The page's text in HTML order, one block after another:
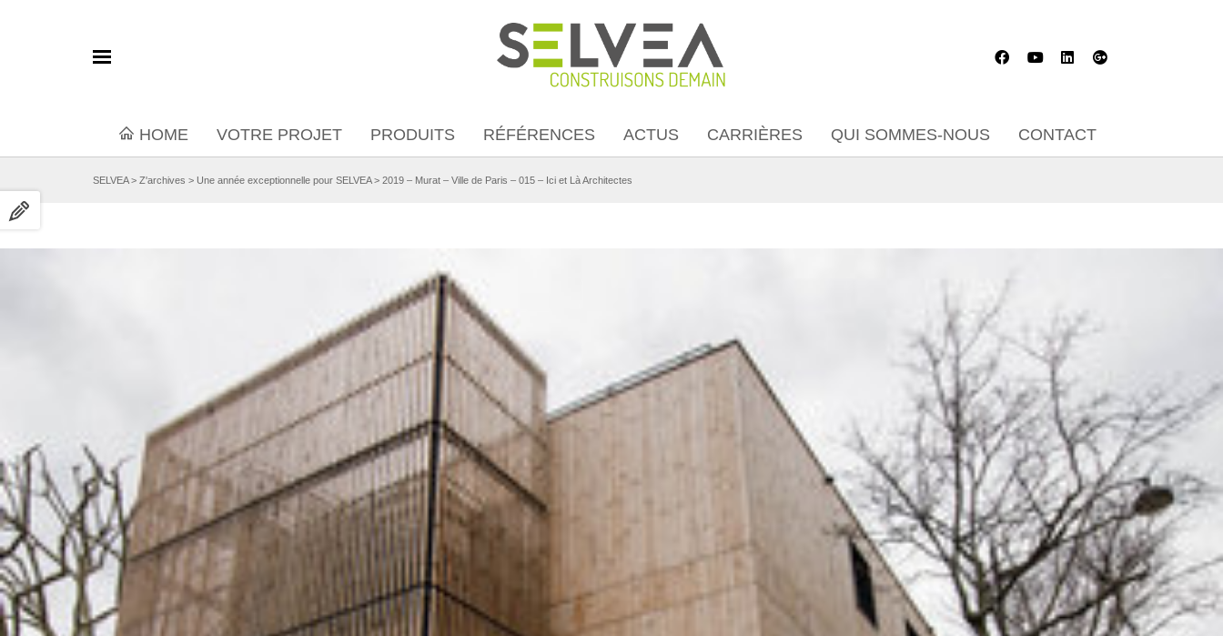
HOME VOTRE PROJET PRODUITS RÉFÉRENCES ACTUS CARRIÈRES QUI SOMMES-NOUS CONTACT
SELVEA> Z'archives > Une année exceptionnelle pour SELVEA> 2019 – Murat – Ville de Paris – 015 – Ici et Là Architectes